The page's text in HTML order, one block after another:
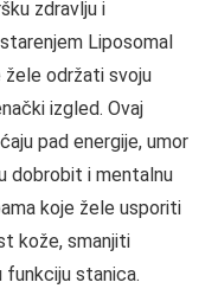
zdravlju i
Liposomal
žele održati svoju
izgled. Ovaj
pad energije, umor
dobrobit i mentalnu
koje žele usporiti
kože, smanjiti
funkciju stanica.